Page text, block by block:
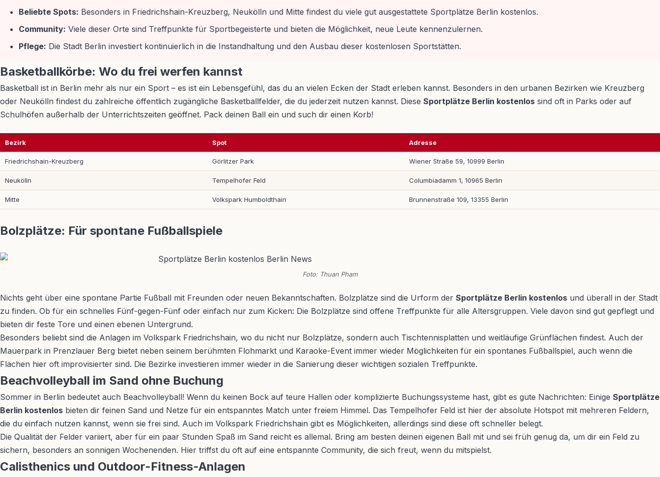
Beliebte Spots: Besonders in Friedrichshain-Kreuzberg, Neukölln und Mitte findest du viele gut ausgestattete Sportplätze Berlin kostenlos.
Community: Viele dieser Orte sind Treffpunkte für Sportbegeisterte und bieten die Möglichkeit, neue Leute kennenzulernen.
Pflege: Die Stadt Berlin investiert kontinuierlich in die Instandhaltung und den Ausbau dieser kostenlosen Sportstätten.
Basketballkörbe: Wo du frei werfen kannst
Basketball ist in Berlin mehr als nur ein Sport – es ist ein Lebensgefühl, das du an vielen Ecken der Stadt erleben kannst. Besonders in den urbanen Bezirken wie Kreuzberg
oder Neukölln findest du zahlreiche öffentlich zugängliche Basketballfelder, die du jederzeit nutzen kannst. Diese Sportplätze Berlin kostenlos sind oft in Parks oder auf
Schulhöfen außerhalb der Unterrichtszeiten geöffnet. Pack deinen Ball ein und such dir einen Korb!
Bezirk Spot Adresse
Friedrichshain-Kreuzberg Görlitzer Park Wiener Straße 59, 10999 Berlin
Neukölln Tempelhofer Feld Columbiadamm 1, 10965 Berlin
Mitte Volkspark Humboldthain Brunnenstraße 109, 13355 Berlin
Bolzplätze: Für spontane Fußballspiele
Foto: Thuan Pham
Nichts geht über eine spontane Partie Fußball mit Freunden oder neuen Bekanntschaften. Bolzplätze sind die Urform der Sportplätze Berlin kostenlos und überall in der Stadt
zu finden. Ob für ein schnelles Fünf-gegen-Fünf oder einfach nur zum Kicken: Die Bolzplätze sind offene Treffpunkte für alle Altersgruppen. Viele davon sind gut gepflegt und
bieten dir feste Tore und einen ebenen Untergrund.
Besonders beliebt sind die Anlagen im Volkspark Friedrichshain, wo du nicht nur Bolzplätze, sondern auch Tischtennisplatten und weitläufige Grünflächen findest. Auch der
Mauerpark in Prenzlauer Berg bietet neben seinem berühmten Flohmarkt und Karaoke-Event immer wieder Möglichkeiten für ein spontanes Fußballspiel, auch wenn die
Flächen hier oft improvisierter sind. Die Bezirke investieren immer wieder in die Sanierung dieser wichtigen sozialen Treffpunkte.
Beachvolleyball im Sand ohne Buchung
Sommer in Berlin bedeutet auch Beachvolleyball! Wenn du keinen Bock auf teure Hallen oder komplizierte Buchungssysteme hast, gibt es gute Nachrichten: Einige Sportplätze
Berlin kostenlos bieten dir feinen Sand und Netze für ein entspanntes Match unter freiem Himmel. Das Tempelhofer Feld ist hier der absolute Hotspot mit mehreren Feldern,
die du einfach nutzen kannst, wenn sie frei sind. Auch im Volkspark Friedrichshain gibt es Möglichkeiten, allerdings sind diese oft schneller belegt.
Die Qualität der Felder variiert, aber für ein paar Stunden Spaß im Sand reicht es allemal. Bring am besten deinen eigenen Ball mit und sei früh genug da, um dir ein Feld zu
sichern, besonders an sonnigen Wochenenden. Hier triffst du oft auf eine entspannte Community, die sich freut, wenn du mitspielst.
Calisthenics und Outdoor-Fitness-Anlagen